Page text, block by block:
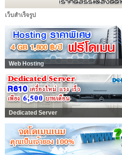
เว็บสำเร็จรูป
Web Hosting
Dedicated Server